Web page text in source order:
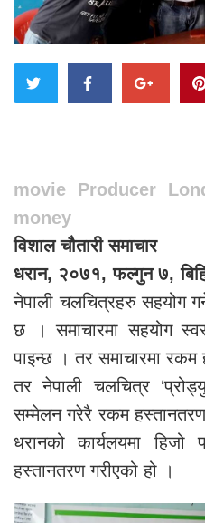
movie Producer
money
विशाल चौतारी समाचार
धरान, २०७१, फल्गुन ७,
नेपाली चलचित्रहरु सहयोग
छ । समाचारमा सहयोग
पाइन्छ । तर समाचारमा रकम
तर नेपाली चलचित्र
सम्मेलन गरेरै रकम
धरानको कार्यलयमा
हस्तानतरण गरीएको हो ।